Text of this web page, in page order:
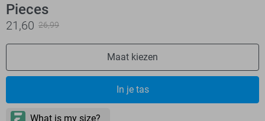
Pieces
21,60 26,99
Maat kiezen
In je tas